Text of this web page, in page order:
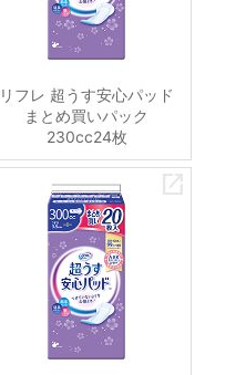
リフレ 超うす安心パッド
まとめ買いパック
230cc24枚